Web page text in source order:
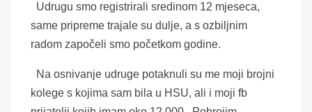
Udrugu smo registrirali sredinom 12 mjeseca,
same pripreme trajale su dulje, a s ozbiljnim
radom započeli smo početkom godine.
Na osnivanje udruge potaknuli su me moji brojni
kolege s kojima sam bila u HSU, ali i moji fb